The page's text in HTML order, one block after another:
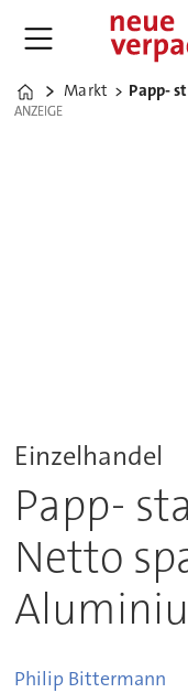
Home
Markt
ANZEIGE
ANZEIGE
Einzelhandel
Papp-
Netto
Philip Bittermann